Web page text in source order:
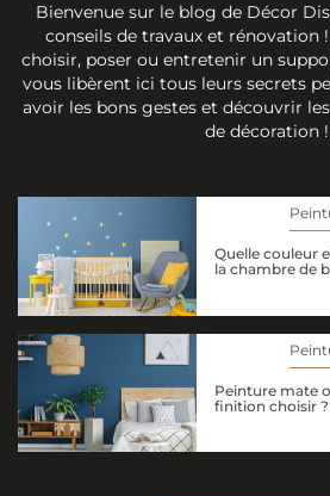
Bienvenue sur le blog de Décor
conseils de travaux et rénovation
choisir, poser ou entretenir un
vous libèrent ici tous leurs secrets
avoir les bons gestes et découvrir
de décoration !
Quelle couleur
la chambre de
Peinture mate
finition choisir ?